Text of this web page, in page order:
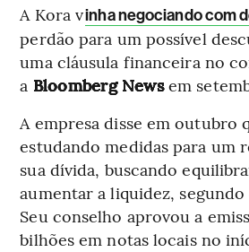
A Kora vinha negociando com
perdão para um possível
uma cláusula financeira no
a Bloomberg Newsem
A empresa disse em outubro
estudando medidas para um
sua dívida, buscando
aumentar a liquidez,
Seu conselho aprovou a
bilhões em notas locais no